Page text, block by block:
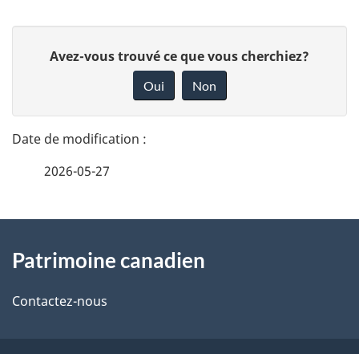
t
a
l
s
n
o
t
e
Avez-vous trouvé ce que vous cherchiez?
Oui Non
2026-05-27
propos
de
Patrimoine canadien
Contactez-nous